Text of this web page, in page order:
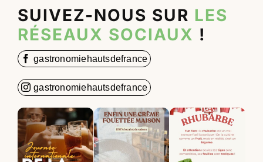
SUIVEZ-NOUS SUR LES
RÉSEAUX SOCIAUX !